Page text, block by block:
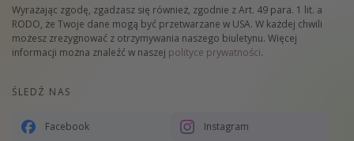
Wyrażając zgodę, zgadzasz się również, zgodnie z Art. 49 para. 1 lit. a
RODO, że Twoje dane mogą być przetwarzane w USA. W każdej chwili
możesz zrezygnować z otrzymywania naszego biuletynu. Więcej
informacji można znaleźć w naszej polityce prywatności.
ŚLEDŹ NAS
Facebook Instagram